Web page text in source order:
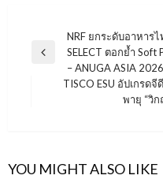
แนะแนว
เรื่อง
Previous
NRF ยกระดับอาหาร
SELECT ตอกย้ำ Soft
– ANUGA ASIA 2026
TISCO ESU อัปเกรด
พายุ “วิ
YOU MIGHT ALSO LIKE